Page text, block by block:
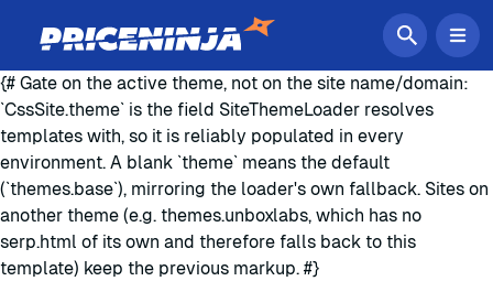
{# Gate on the active theme, not on the site name/domain:
`CssSite.theme` is the field SiteThemeLoader resolves
templates with, so it is reliably populated in every
environment. A blank `theme` means the default
(`themes.base`), mirroring the loader's own fallback. Sites on
another theme (e.g. themes.unboxlabs, which has no
serp.html of its own and therefore falls back to this
template) keep the previous markup. #}